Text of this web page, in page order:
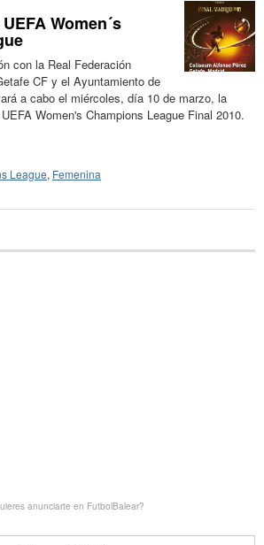
Women´s
con la Real Federación
CF y el Ayuntamiento de
a cabo el miércoles, día 10 de marzo, la
Women's Champions League Final 2010.
League, Femenina
anunciarte en FutbolBalear?